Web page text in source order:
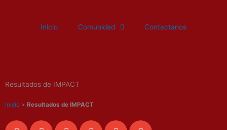
Inicio Comunidad Contactanos
Resultados de IMPACT
Inicio > Resultados de IMPACT